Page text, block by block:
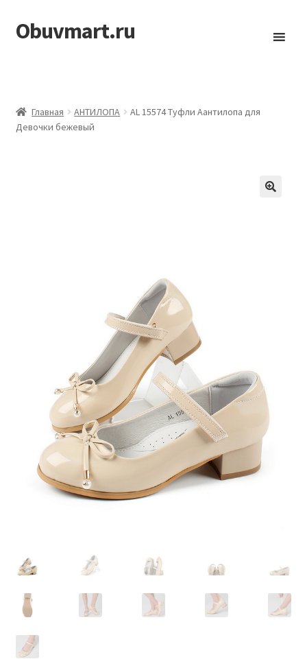
Перейти
к
Перейти
к
Obuvmart.ru
Главная АHТИЛОПА
AL 15574 Туфли Аантилопа для
Девочки бежевый